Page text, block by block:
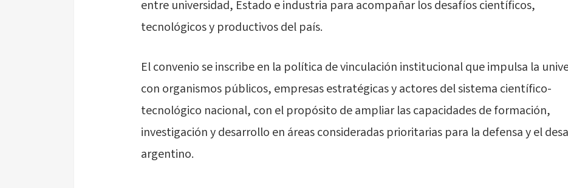
entre universidad, Estado e industria para acompañar los desafíos científicos,
tecnológicos y productivos del país.
El convenio se inscribe en la política de vinculación institucional que impulsa la
con organismos públicos, empresas estratégicas y actores del sistema científico-
tecnológico nacional, con el propósito de ampliar las capacidades de formación,
investigación y desarrollo en áreas consideradas prioritarias para la defensa y el
argentino.